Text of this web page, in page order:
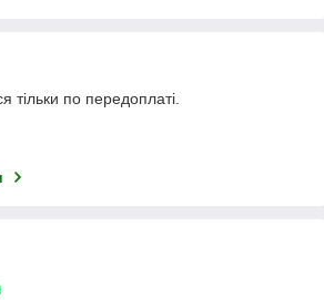
тільки по передоплаті.